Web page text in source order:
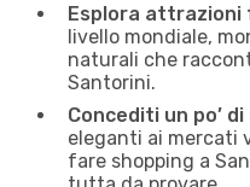
Esplora attrazioni
livello mondiale,
naturali che
Santorini.
Concediti un po’
eleganti ai mercati
fare shopping a